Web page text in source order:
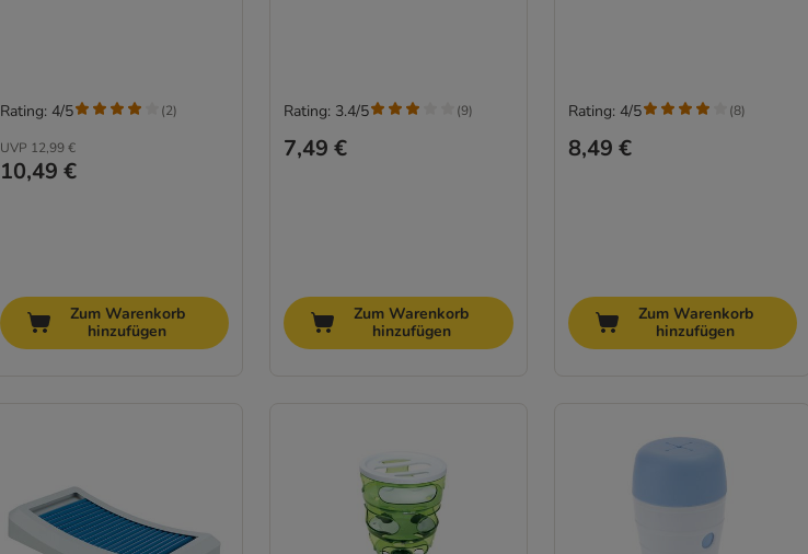
UVP 12,99 €
10,49 €
Rating: 4/5 (2)
Zum Warenkorb
hinzufügen
7,49 €
Rating: 3.4/5 (9)
Zum Warenkorb
hinzufügen
8,49 €
Rating: 4/5 (8)
Zum Warenkorb
hinzufügen